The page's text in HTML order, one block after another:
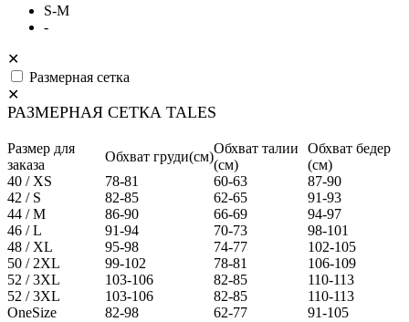
S-M
-
✕
Размерная сетка
✕
РАЗМЕРНАЯ СЕТКА TALES
Размер для
заказа
Обхват груди(см)
Обхват талии
(см)
Обхват бедер
(см)
40 / XS
78-81 60-63
87-90
42 / S
82-85 62-65
91-93
44 / M
86-90 66-69
94-97
46 / L
91-94 70-73
98-101
48 / XL
95-98 74-77
102-105
50 / 2XL
99-102 78-81
106-109
52 / 3XL
103-106 82-85
110-113
52 / 3XL
103-106 82-85
110-113
OneSize
82-98 62-77 91-105